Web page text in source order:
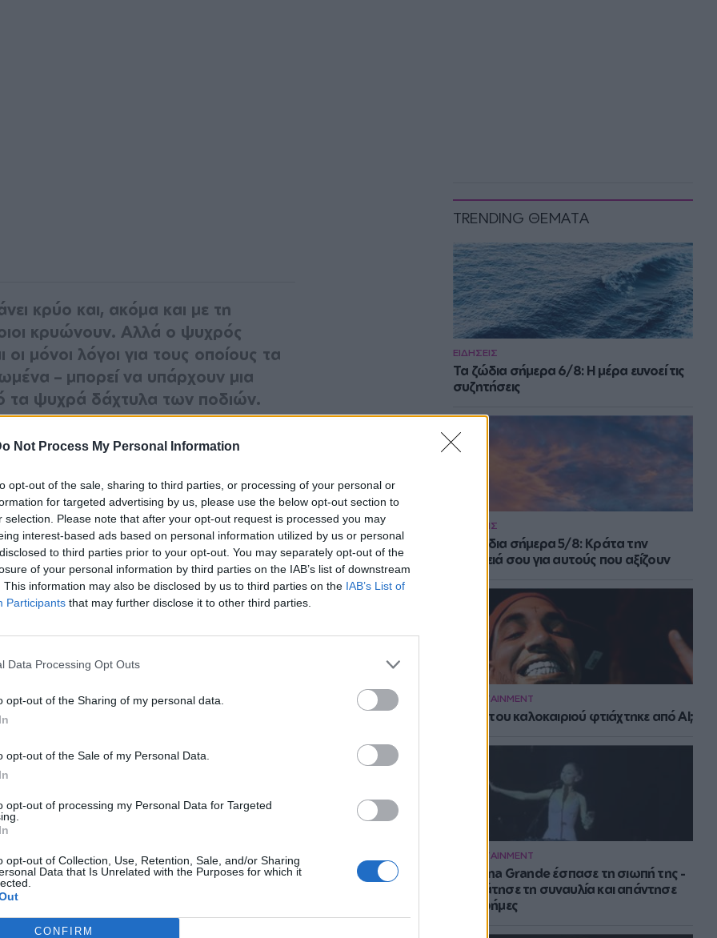
Not Process My Personal Information
opt-out of the sale, sharing to third parties, or processing of your personal or
for targeted advertising by us, please use the below opt-out section to
selection. Please note that after your opt-out request is processed you may
interest-based ads based on personal information utilized by us or personal
to third parties prior to your opt-out. You may separately opt-out of the
of your personal information by third parties on the IAB’s list of downstream
This information may also be disclosed by us to third parties on the IAB’s List of
Participants that may further disclose it to other third parties.
Data Processing Opt Outs
opt-out of the Sharing of my personal data.
opt-out of the Sale of my Personal Data.
opt-out of processing my Personal Data for Targeted
opt-out of Collection, Use, Retention, Sale, and/or Sharing
Data that Is Unrelated with the Purposes for which it
CONFIRM
TRENDING ΘΕΜΑΤΑ
ΕΙΔΗΣΕΙΣ
Τα ζώδια σήμερα 6/8: Η μέρα ευνοεί τις
συζητήσεις
ΕΙΔΗΣΕΙΣ
Τα ζώδια σήμερα 5/8: Κράτα την
ενέργειά σου για αυτούς που αξίζουν
ENTERTAINMENT
Το hit του καλοκαιριού φτιάχτηκε από AI;
ENTERTAINMENT
H Ariana Grande έσπασε τη σιωπή της -
Σταμάτησε τη συναυλία και απάντησε
στις φήμες
κρύο και, ακόμα και με τη
κρυώνουν. Αλλά ο ψυχρός
οι μόνοι λόγοι για τους οποίους τα
– μπορεί να υπάρχουν μια
τα ψυχρά δάχτυλα των ποδιών.
κοινό πρόβλημα, αλλά αν εξακολουθείτε
φοράτε ζεστές, αφράτες κάλτσες, μπορεί
λόγους που τα πόδια σας είναι